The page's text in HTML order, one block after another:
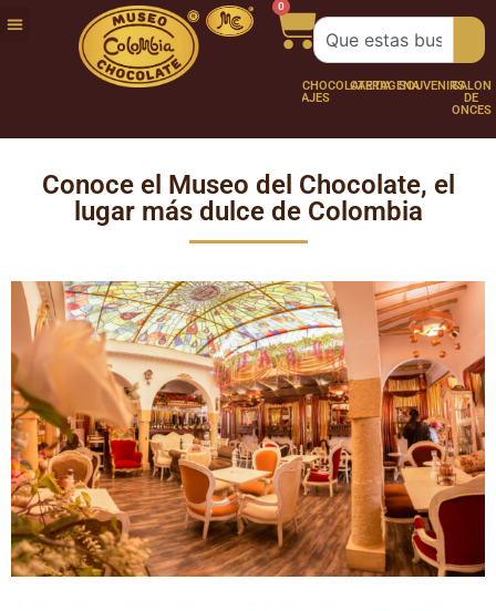
0
FUNDACIÓNNUESTRATRABAJA
CHOCOLATERÍA
CARTAGENASOUVENIRSSALÓN
Y
Conoce el Museo del Chocolate, el
lugar más dulce de Colombia